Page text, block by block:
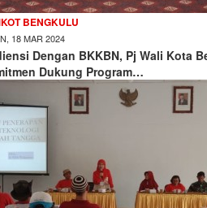
BENGKULU
18 MAR 2024
Dengan BKKBN, Pj Wali Kota
Dukung Program…